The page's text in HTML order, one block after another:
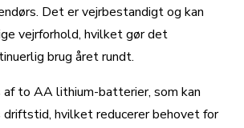
Det er vejrbestandigt og kan
vejrforhold, hvilket gør det
brug året rundt.
af to AA lithium-batterier, som kan
hvilket reducerer behovet for